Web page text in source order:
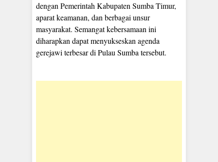
dengan Pemerintah Kabupaten Sumba Timur,
aparat keamanan, dan berbagai unsur
masyarakat. Semangat kebersamaan ini
diharapkan dapat menyukseskan agenda
gerejawi terbesar di Pulau Sumba tersebut.